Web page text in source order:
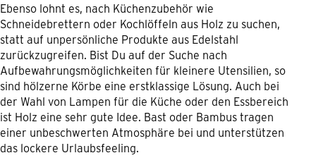
Ebenso lohnt es, nach Küchenzubehör wie
Schneidebrettern oder Kochlöffeln aus Holz zu suchen,
statt auf unpersönliche Produkte aus Edelstahl
zurückzugreifen. Bist Du auf der Suche nach
Aufbewahrungsmöglichkeiten für kleinere Utensilien, so
sind hölzerne Körbe eine erstklassige Lösung. Auch bei
der Wahl von Lampen für die Küche oder den Essbereich
ist Holz eine sehr gute Idee. Bast oder Bambus tragen
einer unbeschwerten Atmosphäre bei und unterstützen
das lockere Urlaubsfeeling.